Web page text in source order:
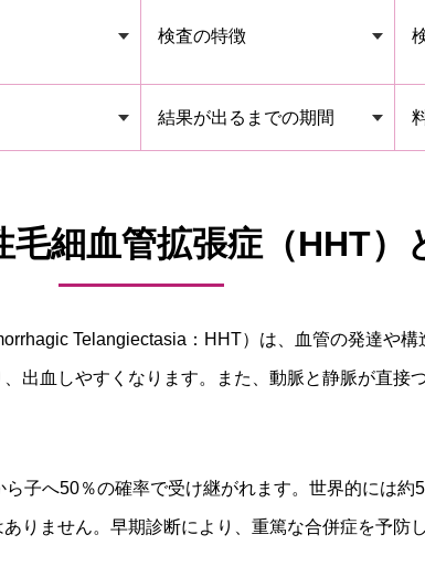
検査の特徴
結果が出るまでの期間
毛細血管拡張症（HHT）
Telangiectasia：HHT）は、血管の発達や構
出血しやすくなります。また、動脈と静脈が直接
子へ50％の確率で受け継がれます。世界的には約
りません。早期診断により、重篤な合併症を予防